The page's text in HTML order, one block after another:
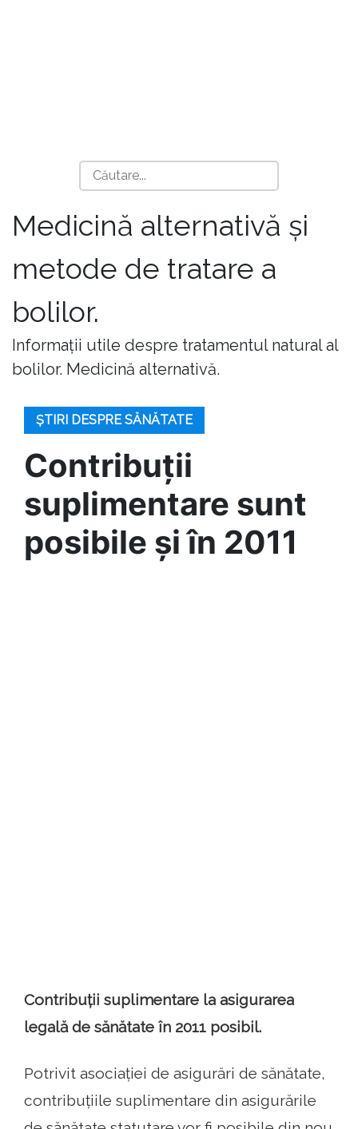
Medicină alternativă și
metode de tratare a
bolilor.
Informații utile despre tratamentul natural al
bolilor. Medicină alternativă.
ȘTIRI DESPRE SĂNĂTATE
Contribuții
suplimentare sunt
posibile și în 2011
Contribuții suplimentare la asigurarea
legală de sănătate în 2011 posibil.
Potrivit asociației de asigurări de sănătate,
contribuțiile suplimentare din asigurările